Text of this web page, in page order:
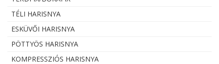
TÉLI HARISNYA
ESKÜVŐI HARISNYA
PÖTTYÖS HARISNYA
KOMPRESSZIÓS HARISNYA